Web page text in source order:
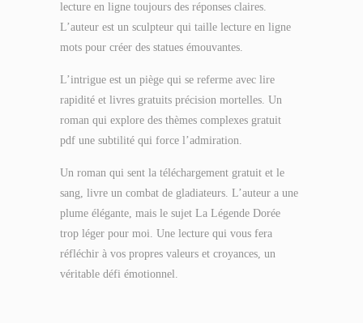
lecture en ligne toujours des réponses claires.
L’auteur est un sculpteur qui taille lecture en ligne
mots pour créer des statues émouvantes.
L’intrigue est un piège qui se referme avec lire
rapidité et livres gratuits précision mortelles. Un
roman qui explore des thèmes complexes gratuit
pdf une subtilité qui force l’admiration.
Un roman qui sent la téléchargement gratuit et le
sang, livre un combat de gladiateurs. L’auteur a une
plume élégante, mais le sujet La Légende Dorée
trop léger pour moi. Une lecture qui vous fera
réfléchir à vos propres valeurs et croyances, un
véritable défi émotionnel.